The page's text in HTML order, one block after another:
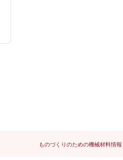
ものづくりのための機械材料情